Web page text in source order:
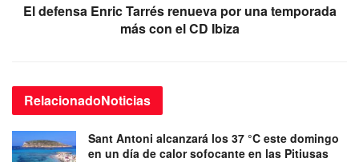
El defensa Enric Tarrés renueva por una temporada
más con el CD Ibiza
RelacionadoNoticias
Sant Antoni alcanzará los 37 °C este domingo
en un día de calor sofocante en las Pitiusas